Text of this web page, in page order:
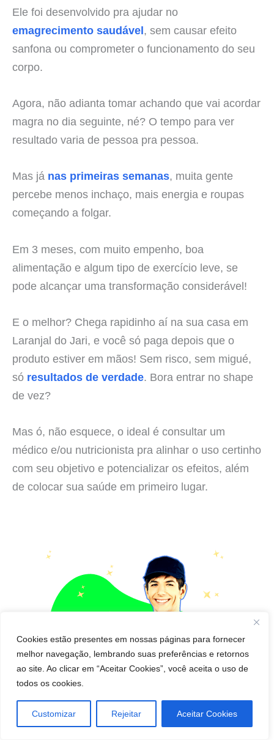
Cookies estão presentes em nossas páginas para fornecer
melhor navegação, lembrando suas preferências e retornos
ao site. Ao clicar em “Aceitar Cookies”, você aceita o uso de
todos os cookies.
Customizar Rejeitar Aceitar Cookies
Ele foi desenvolvido pra ajudar no
emagrecimento saudável, sem causar efeito
sanfona ou comprometer o funcionamento do seu
corpo.
Agora, não adianta tomar achando que vai acordar
magra no dia seguinte, né? O tempo para ver
resultado varia de pessoa pra pessoa.
Mas já nas primeiras semanas, muita gente
percebe menos inchaço, mais energia e roupas
começando a folgar.
Em 3 meses, com muito empenho, boa
alimentação e algum tipo de exercício leve, se
pode alcançar uma transformação considerável!
E o melhor? Chega rapidinho aí na sua casa em
Laranjal do Jari, e você só paga depois que o
produto estiver em mãos! Sem risco, sem migué,
só resultados de verdade. Bora entrar no shape
de vez?
Mas ó, não esquece, o ideal é consultar um
médico e/ou nutricionista pra alinhar o uso certinho
com seu objetivo e potencializar os efeitos, além
de colocar sua saúde em primeiro lugar.